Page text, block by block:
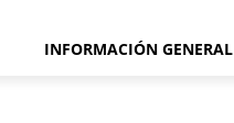
INFORMACIÓN GENERAL